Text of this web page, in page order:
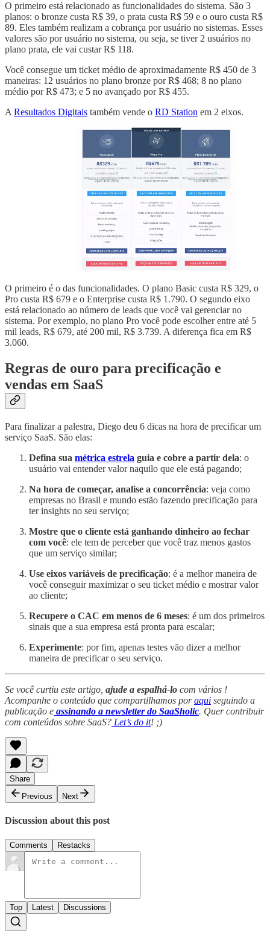
O primeiro está relacionado as funcionalidades do sistema. São 3
planos: o bronze custa R$ 39, o prata custa R$ 59 e o ouro custa R$
89. Eles também realizam a cobrança por usuário no sistemas. Esses
valores são por usuário no sistema, ou seja, se tiver 2 usuários no
plano prata, ele vai custar R$ 118.
Você consegue um ticket médio de aproximadamente R$ 450 de 3
maneiras: 12 usuários no plano bronze por R$ 468; 8 no plano
médio por R$ 473; e 5 no avançado por R$ 455.
A Resultados Digitais também vende o RD Station em 2 eixos.
O primeiro é o das funcionalidades. O plano Basic custa R$ 329, o
Pro custa R$ 679 e o Enterprise custa R$ 1.790. O segundo eixo
está relacionado ao número de leads que você vai gerenciar no
sistema. Por exemplo, no plano Pro você pode escolher entre até 5
mil leads, R$ 679, até 200 mil, R$ 3.739. A diferença fica em R$
3.060.
Regras de ouro para precificação e
vendas em SaaS
Para finalizar a palestra, Diego deu 6 dicas na hora de precificar um
serviço SaaS. São elas:
Defina sua métrica estrela guia e cobre a partir dela: o
usuário vai entender valor naquilo que ele está pagando;
Na hora de começar, analise a concorrência: veja como
empresas no Brasil e mundo estão fazendo precificação para
ter insights no seu serviço;
Mostre que o cliente está ganhando dinheiro ao fechar
com você: ele tem de perceber que você traz menos gastos
que um serviço similar;
Use eixos variáveis de precificação: é a melhor maneira de
você conseguir maximizar o seu ticket médio e mostrar valor
ao cliente;
Recupere o CAC em menos de 6 meses: é um dos primeiros
sinais que a sua empresa está pronta para escalar;
Experimente: por fim, apenas testes vão dizer a melhor
maneira de precificar o seu serviço.
Se você curtiu este artigo, ajude a espalhá-lo com vários !
Acompanhe o conteúdo que compartilhamos poraqui seguindo a
publicação e assinando a newsletter do SaaSholic. Quer contribuir
com conteúdos sobre SaaS? Let’s do it! ;)
Share
Previous
Next
Discussion about this post
Comments Restacks
Top Latest Discussions